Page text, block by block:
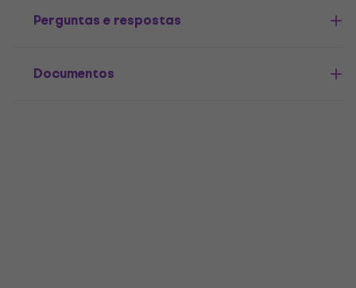
Perguntas e respostas
Documentos